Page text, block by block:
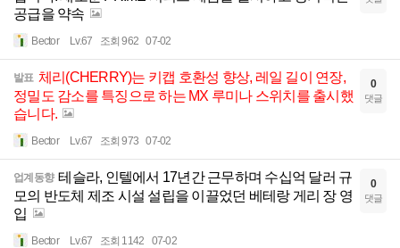
공급을 약속
Bector Lv.67 조회 962 07-02
발표 체리(CHERRY)는 키캡 호환성 향상, 레일 길이 연장,
정밀도 감소를 특징으로 하는 MX 루미나 스위치를 출시했
습니다.
Bector Lv.67 조회 973 07-02
0
댓글
업계동향 테슬라, 인텔에서 17년간 근무하며 수십억 달러 규
모의 반도체 제조 시설 설립을 이끌었던 베테랑 게리 장 영
입
Bector Lv.67 조회 1142 07-02
0
댓글